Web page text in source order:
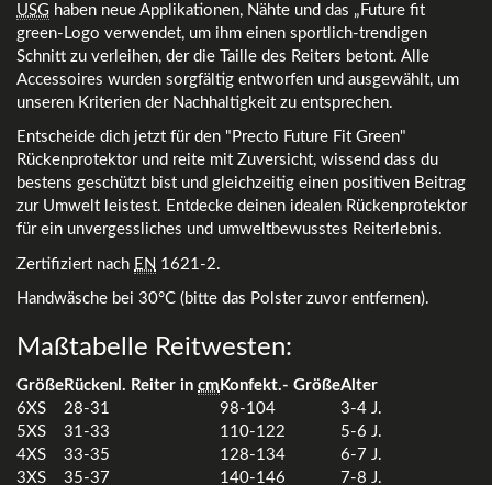
USG haben neue Applikationen, Nähte und das „Future fit
green-Logo verwendet, um ihm einen sportlich-trendigen
Schnitt zu verleihen, der die Taille des Reiters betont. Alle
Accessoires wurden sorgfältig entworfen und ausgewählt, um
unseren Kriterien der Nachhaltigkeit zu entsprechen.
Entscheide dich jetzt für den "Precto Future Fit Green"
Rückenprotektor und reite mit Zuversicht, wissend dass du
bestens geschützt bist und gleichzeitig einen positiven Beitrag
zur Umwelt leistest. Entdecke deinen idealen Rückenprotektor
für ein unvergessliches und umweltbewusstes Reiterlebnis.
Zertifiziert nach EN 1621-2.
Handwäsche bei 30°C (bitte das Polster zuvor entfernen).
Maßtabelle Reitwesten:
Größe Rückenl. Reiter in cm Konfekt.- GrößeAlter
6XS
28-31 98-104
3-4 J.
5XS
31-33 110-122
5-6 J.
4XS
33-35 128-134
6-7 J.
3XS
35-37 140-146 7-8 J.